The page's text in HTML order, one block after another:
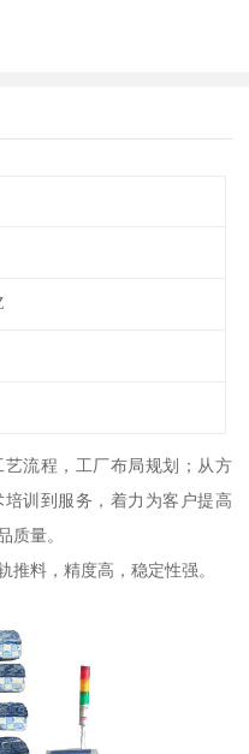
流程，工厂布局规划；从方
训到服务，着力为客户提高
质量。
推料，精度高，稳定性强。